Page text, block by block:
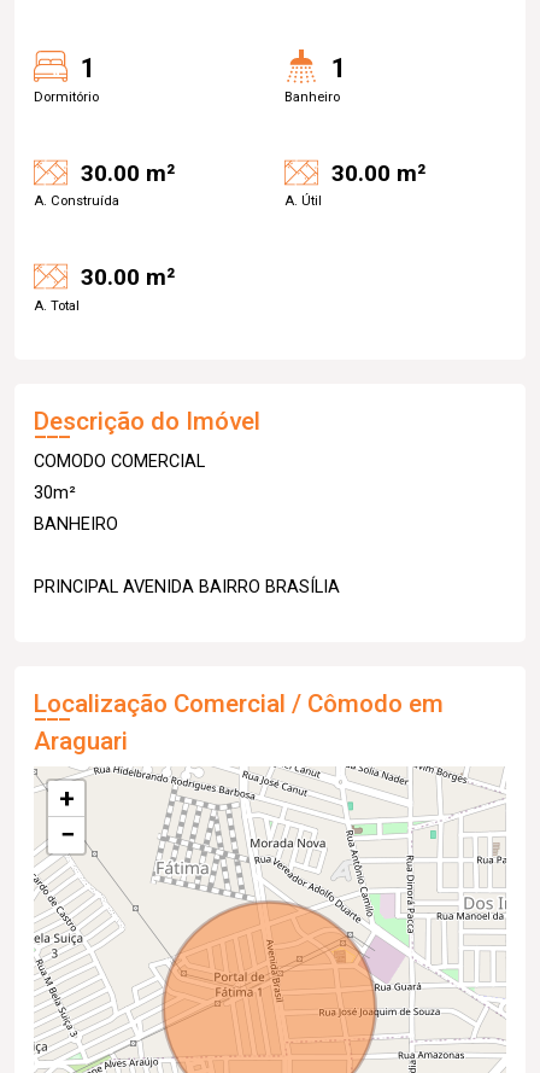
1
Dormitório
1
Banheiro
30.00 m²
A. Construída
30.00 m²
A. Útil
30.00 m²
A. Total
Descrição do Imóvel
COMODO COMERCIAL
30m²
BANHEIRO
PRINCIPAL AVENIDA BAIRRO BRASÍLIA
Localização Comercial / Cômodo em
Araguari
+
−